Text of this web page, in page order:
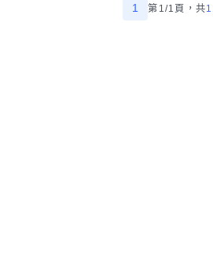
1 第1/1頁， 共